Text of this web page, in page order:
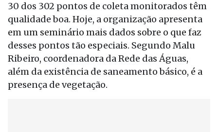
30 dos 302 pontos de coleta monitorados têm
qualidade boa. Hoje, a organização apresenta
em um seminário mais dados sobre o que faz
desses pontos tão especiais. Segundo Malu
Ribeiro, coordenadora da Rede das Águas,
além da existência de saneamento básico, é a
presença de vegetação.